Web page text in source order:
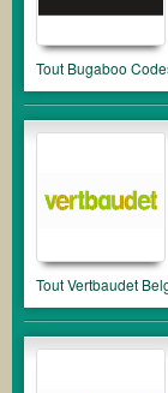
Tout Bugaboo
ToutVertbaudet